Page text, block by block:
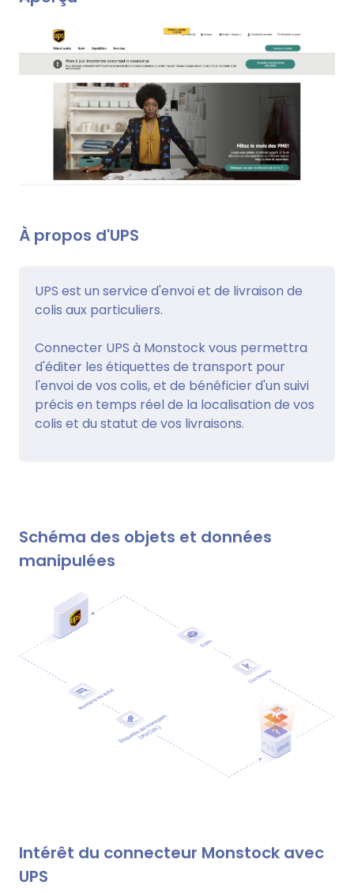
À propos d'UPS
UPS est un service d'envoi et de livraison de
colis aux particuliers.
Connecter UPS à Monstock vous permettra
d'éditer les étiquettes de transport pour
l'envoi de vos colis, et de bénéficier d'un suivi
précis en temps réel de la localisation de vos
colis et du statut de vos livraisons.
Schéma des objets et données
manipulées
Intérêt du connecteur Monstock avec
UPS